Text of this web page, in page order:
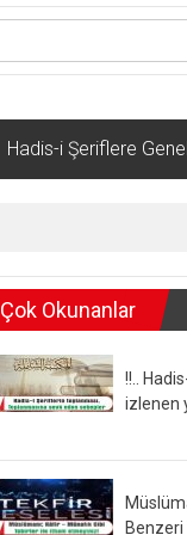
Hadis-i Şeriflere
Çok Okunanlar
!!..
izlenen